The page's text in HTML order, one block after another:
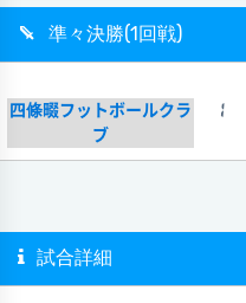
準々決勝(1回戦)
四條畷フットボールクラ
ブ
1
試合詳細